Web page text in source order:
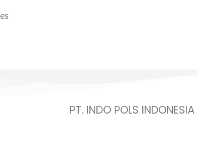
PT. INDO POLS INDONESIA